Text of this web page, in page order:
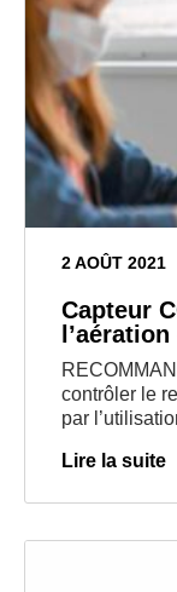
Capteur
contrôler le
par
Lire la suite
2 AOÛT 2021